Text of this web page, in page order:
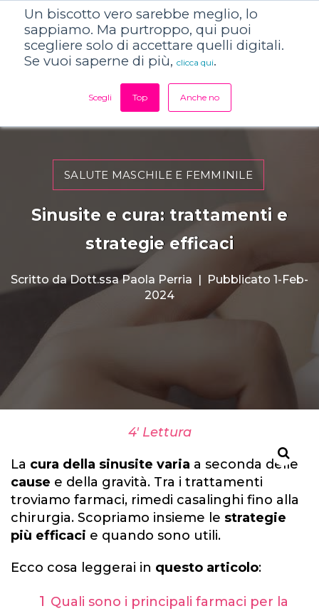
Un biscotto vero sarebbe meglio, lo
sappiamo. Ma purtroppo, qui puoi
scegliere solo di accettare quelli digitali.
Se vuoi saperne di più, clicca qui.
Scegli Top Anche no
SALUTE MASCHILE E FEMMINILE
Sinusite e cura: trattamenti e
strategie efficaci
Scritto da Dott.ssa Paola Perria | Pubblicato 1-Feb-
2024
4' Lettura
La cura della sinusite varia a seconda delle
cause e della gravità. Tra i trattamenti
troviamo farmaci, rimedi casalinghi fino alla
chirurgia. Scopriamo insieme le strategie
più efficaci e quando sono utili.
Ecco cosa leggerai in questo articolo:
Quali sono i principali farmaci per la